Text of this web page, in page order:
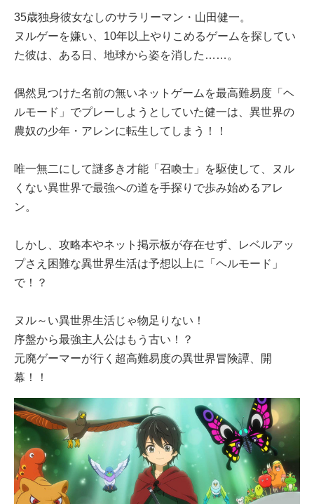
35歳独身彼女なしのサラリーマン・山田健一。
ヌルゲーを嫌い、10年以上やりこめるゲームを探してい
た彼は、ある日、地球から姿を消した……。
偶然見つけた名前の無いネットゲームを最高難易度「ヘ
ルモード」でプレーしようとしていた健一は、異世界の
農奴の少年・アレンに転生してしまう！！
唯一無二にして謎多き才能「召喚士」を駆使して、ヌル
くない異世界で最強への道を手探りで歩み始めるアレ
ン。
しかし、攻略本やネット掲示板が存在せず、レベルアッ
プさえ困難な異世界生活は予想以上に「ヘルモード」
で！？
ヌル～い異世界生活じゃ物足りない！
序盤から最強主人公はもう古い！？
元廃ゲーマーが行く超高難易度の異世界冒険譚、開
幕！！